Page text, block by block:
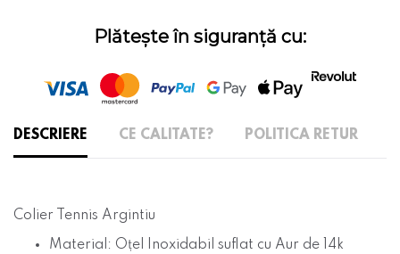
Plătește în siguranță cu:
DESCRIERE CE CALITATE? POLITICA RETUR
Colier Tennis Argintiu
Material: Oțel Inoxidabil suflat cu Aur de 14k